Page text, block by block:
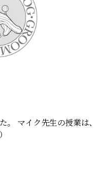
。 マイク先生の授業は、